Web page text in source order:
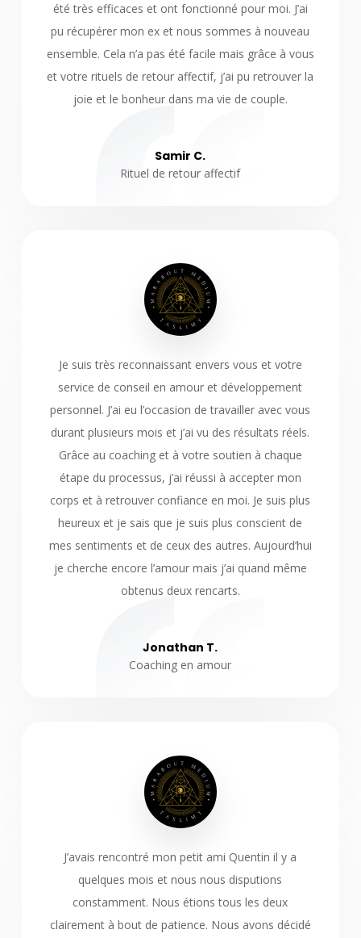
été très efficaces et ont fonctionné pour moi. J’ai
pu récupérer mon ex et nous sommes à nouveau
ensemble. Cela n’a pas été facile mais grâce à vous
et votre rituels de retour affectif, j’ai pu retrouver la
joie et le bonheur dans ma vie de couple.
Samir C.
Rituel de retour affectif
Je suis très reconnaissant envers vous et votre
service de conseil en amour et développement
personnel. J’ai eu l’occasion de travailler avec vous
durant plusieurs mois et j’ai vu des résultats réels.
Grâce au coaching et à votre soutien à chaque
étape du processus, j’ai réussi à accepter mon
corps et à retrouver confiance en moi. Je suis plus
heureux et je sais que je suis plus conscient de
mes sentiments et de ceux des autres. Aujourd’hui
je cherche encore l’amour mais j’ai quand même
obtenus deux rencarts.
Jonathan T.
Coaching en amour
J’avais rencontré mon petit ami Quentin il y a
quelques mois et nous nous disputions
constamment. Nous étions tous les deux
clairement à bout de patience. Nous avons décidé